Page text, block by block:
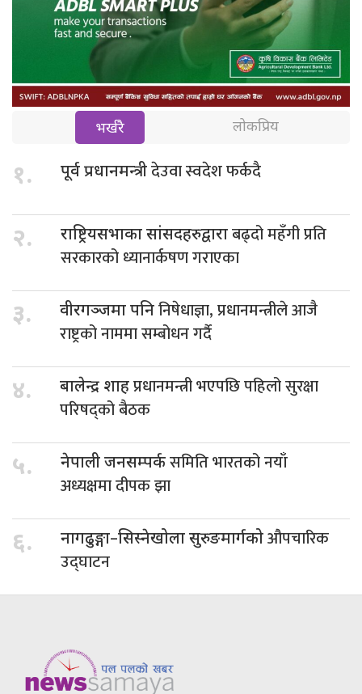
भर्खरै लोकप्रिय
१. पूर्व प्रधानमन्त्रीदेउवा स्वदेश फर्कदै
२. राष्ट्रियसभाका सांसदहरुद्वाराबढ्दो महँगी प्रति
सरकारको ध्यानार्कषण गराएका
३. वीरगञ्जमा पनिनिषेधाज्ञा, प्रधानमन्त्रीले आजै
राष्ट्रको नाममा सम्बोधन गर्दै
४. बालेन्द्र शाहप्रधानमन्त्री भएपछि पहिलो सुरक्षा
परिषद्को बैठक
५. नेपाली जनसम्पर्कसमिति भारतको नयाँ
अध्यक्षमा दीपक झा
६. नागढुङ्गा–सिस्नेखोला सुरुङमार्गकोऔपचारिक
उद्घाटन